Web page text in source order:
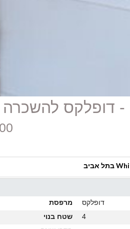
דופלקס
מרפסת
4 שטח בנוי